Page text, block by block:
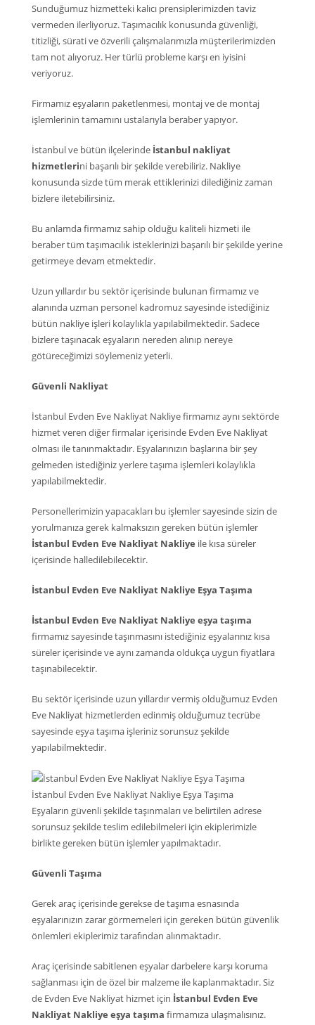
Sunduğumuz hizmetteki kalıcı prensiplerimizden taviz
vermeden ilerliyoruz. Taşımacılık konusunda güvenliği,
titizliği, sürati ve özverili çalışmalarımızla müşterilerimizden
tam not alıyoruz. Her türlü probleme karşı en iyisini
veriyoruz.
Firmamız eşyaların paketlenmesi, montaj ve de montaj
işlemlerinin tamamını ustalarıyla beraber yapıyor.
İstanbul ve bütün ilçelerinde İstanbul nakliyat
hizmetlerini başarılı bir şekilde verebiliriz. Nakliye
konusunda sizde tüm merak ettiklerinizi dilediğiniz zaman
bizlere iletebilirsiniz.
Bu anlamda firmamız sahip olduğu kaliteli hizmeti ile
beraber tüm taşımacılık isteklerinizi başarılı bir şekilde yerine
getirmeye devam etmektedir.
Uzun yıllardır bu sektör içerisinde bulunan firmamız ve
alanında uzman personel kadromuz sayesinde istediğiniz
bütün nakliye işleri kolaylıkla yapılabilmektedir. Sadece
bizlere taşınacak eşyaların nereden alınıp nereye
götüreceğimizi söylemeniz yeterli.
Güvenli Nakliyat
İstanbul Evden Eve Nakliyat Nakliye firmamız aynı sektörde
hizmet veren diğer firmalar içerisinde Evden Eve Nakliyat
olması ile tanınmaktadır. Eşyalarınızın başlarına bir şey
gelmeden istediğiniz yerlere taşıma işlemleri kolaylıkla
yapılabilmektedir.
Personellerimizin yapacakları bu işlemler sayesinde sizin de
yorulmanıza gerek kalmaksızın gereken bütün işlemler
İstanbul Evden Eve Nakliyat Nakliye ile kısa süreler
içerisinde halledilebilecektir.
İstanbul Evden Eve Nakliyat Nakliye Eşya Taşıma
İstanbul Evden Eve Nakliyat Nakliye eşya taşıma
firmamız sayesinde taşınmasını istediğiniz eşyalarınız kısa
süreler içerisinde ve aynı zamanda oldukça uygun fiyatlara
taşınabilecektir.
Bu sektör içerisinde uzun yıllardır vermiş olduğumuz Evden
Eve Nakliyat hizmetlerden edinmiş olduğumuz tecrübe
sayesinde eşya taşıma işleriniz sorunsuz şekilde
yapılabilmektedir.
İstanbul Evden Eve Nakliyat Nakliye Eşya Taşıma
Eşyaların güvenli şekilde taşınmaları ve belirtilen adrese
sorunsuz şekilde teslim edilebilmeleri için ekiplerimizle
birlikte gereken bütün işlemler yapılmaktadır.
Güvenli Taşıma
Gerek araç içerisinde gerekse de taşıma esnasında
eşyalarınızın zarar görmemeleri için gereken bütün güvenlik
önlemleri ekiplerimiz tarafından alınmaktadır.
Araç içerisinde sabitlenen eşyalar darbelere karşı koruma
sağlanması için de özel bir malzeme ile kaplanmaktadır. Siz
de Evden Eve Nakliyat hizmet için İstanbul Evden Eve
Nakliyat Nakliye eşya taşıma firmamıza ulaşmalısınız.